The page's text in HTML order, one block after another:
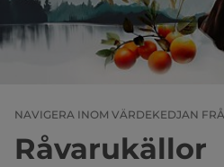
NAVIGERA INOM VÄRDEKEDJAN
Råvarukällor